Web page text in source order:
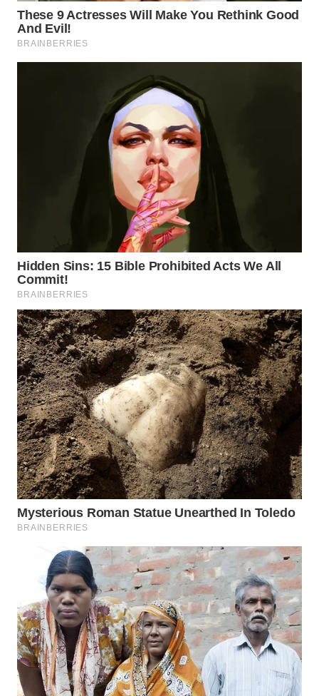
WN
BEKASI
WN
SAMOSIR
WN
PADANG
LAWAS
WN
SUMEDANG
WN
CIANJUR
WN
KEPULAUAN
SERIBU
WN
TANGERANG
WN
BINJAI
WN
CIREBON